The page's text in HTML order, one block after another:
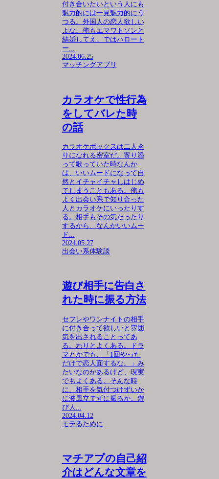
付き合いたいという人にも
魅力的には一見魅力的にう
つる。外国人の恋人欲しい
よな。俺もエマワトソンと
結婚してえ。ではハロート
ー...
2024.06.25
マッチングアプリ
カラオケで性行為
をしてバレた時
の話
カラオケボックスは二人き
りになれる密室だ。寄り添
って歌っていた時なんか
は、いいムードになって自
然とイチャイチャしはじめ
てしまうこともある。俺も
よく出会い系で知り合った
人とカラオケにいったりす
る。相手もその気だったり
するから、なんかいいムー
ド...
2024.05.27
出会い系体験談
遊び相手に告白さ
れた時に振る方法
セフレやワンナイトの相手
に付き合って欲しいと雰囲
気を出されることってあ
る。わりとよくある。ドラ
マとかでも、「1回やった
だけで恋人面するな。」み
たいなのがあるけど、現実
でもよくある。そんな時
に、相手を気付つけずいか
に波風立てずに振るか。遊
び人...
2024.04.12
モテるために
マチアプの自己紹
介はどんな文章を